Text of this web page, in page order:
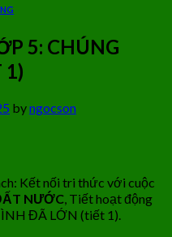
5: CHÚNG
1)
byngocson
Kết nối tri thức với cuộc
NƯỚC, Tiết hoạt động
ĐÃ LỚN (tiết 1).